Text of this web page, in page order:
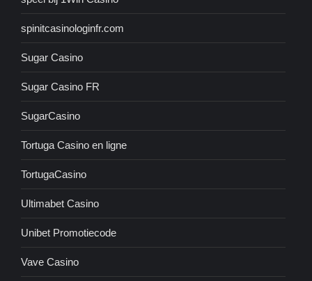
spinitcasinologinfr.com
Sugar Casino
Sugar Casino FR
SugarCasino
Tortuga Casino en ligne
TortugaCasino
Ultimabet Casino
Unibet Promotiecode
Vave Casino